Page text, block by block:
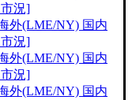
況]
外(LME/NY) 国内
況]
外(LME/NY) 国内
況]
外(LME/NY) 国内